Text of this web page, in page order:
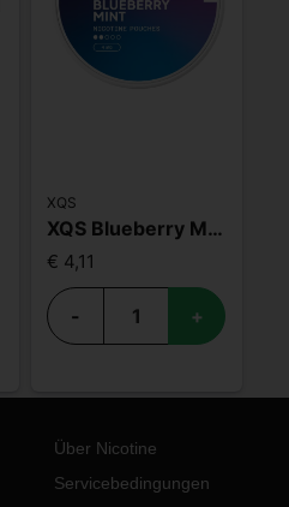
XQS
XQS Blueberry Mint Light
€ 4,11
- +
Über Nicotine
Servicebedingungen